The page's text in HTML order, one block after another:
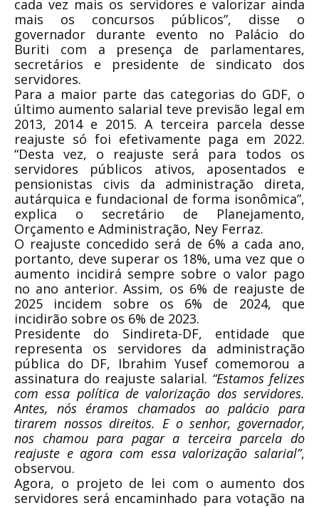
cada vez mais os servidores e valorizar ainda
mais os concursos públicos”, disse o
governador durante evento no Palácio do
Buriti com a presença de parlamentares,
secretários e presidente de sindicato dos
servidores.
Para a maior parte das categorias do GDF, o
último aumento salarial teve previsão legal em
2013, 2014 e 2015. A terceira parcela desse
reajuste só foi efetivamente paga em 2022.
“Desta vez, o reajuste será para todos os
servidores públicos ativos, aposentados e
pensionistas civis da administração direta,
autárquica e fundacional de forma isonômica”,
explica o secretário de Planejamento,
Orçamento e Administração, Ney Ferraz.
O reajuste concedido será de 6% a cada ano,
portanto, deve superar os 18%, uma vez que o
aumento incidirá sempre sobre o valor pago
no ano anterior. Assim, os 6% de reajuste de
2025 incidem sobre os 6% de 2024, que
incidirão sobre os 6% de 2023.
Presidente do Sindireta-DF, entidade que
representa os servidores da administração
pública do DF, Ibrahim Yusef comemorou a
assinatura do reajuste salarial. “Estamos felizes
com essa política de valorização dos servidores.
Antes, nós éramos chamados ao palácio para
tirarem nossos direitos. E o senhor, governador,
nos chamou para pagar a terceira parcela do
reajuste e agora com essa valorização salarial”,
observou.
Agora, o projeto de lei com o aumento dos
servidores será encaminhado para votação na